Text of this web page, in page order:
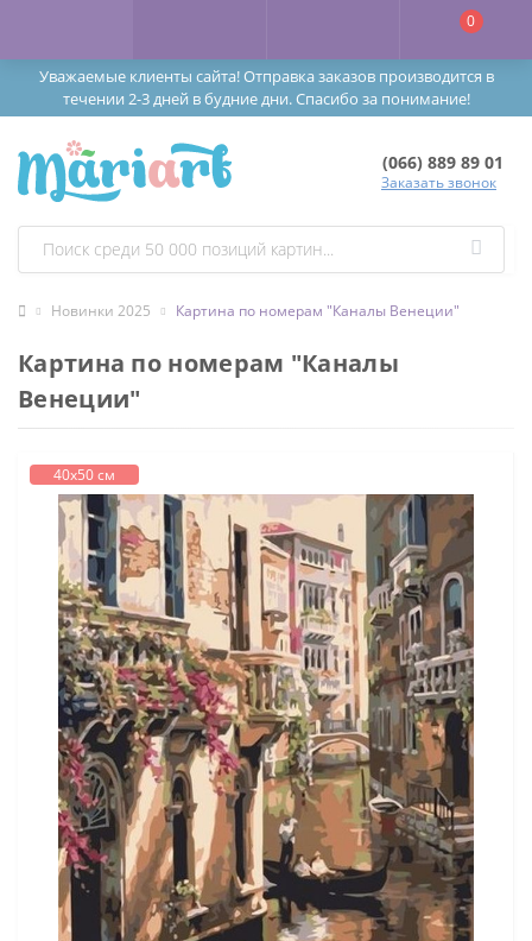
Уважаемые клиенты сайта! Отправка заказов производится в
течении 2-3 дней в будние дни. Спасибо за понимание!
0
(066) 889 89 01
Заказать звонок
Новинки 2025 Картина по номерам "Каналы Венеции"
Картина по номерам "Каналы
Венеции"
40х50 см